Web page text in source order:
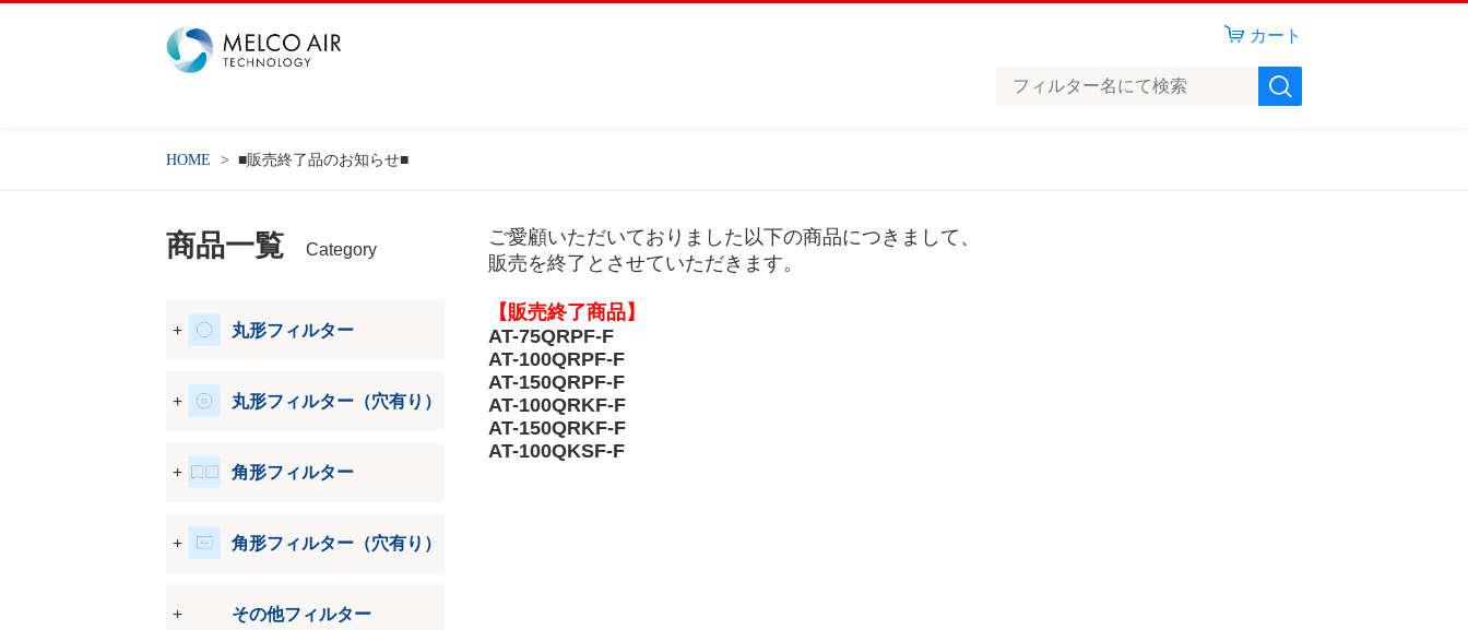
カート
HOME ■販売終了品のお知らせ■
ご愛顧いただいておりました以下の商品につきまして、
販売を終了とさせていただきます。
【販売終了商品】
AT-75QRPF-F
AT-100QRPF-F
AT-150QRPF-F
AT-100QRKF-F
AT-150QRKF-F
AT-100QKSF-F
商品一覧 Category
丸形フィルター
丸形フィルター（穴有り）
角形フィルター
角形フィルター（穴有り）
その他フィルター